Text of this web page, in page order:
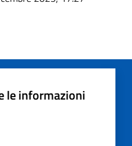
le informazioni